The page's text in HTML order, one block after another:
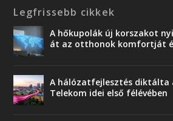
Legfrissebb cikkek
A hőkupolák új korszakot
át az otthonok komfortját
A hálózatfejlesztés diktálta
Telekom idei első félévében